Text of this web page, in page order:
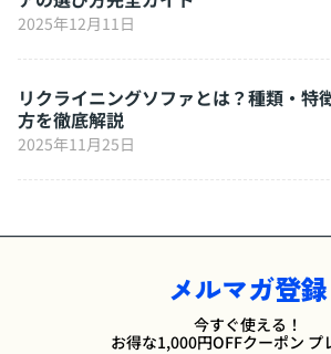
2025年12月11日
リクライニングソファとは？種類・特
方を徹底解説
2025年11月25日
メルマガ登録
今すぐ使える！
お得な1,000円OFFクーポン プ